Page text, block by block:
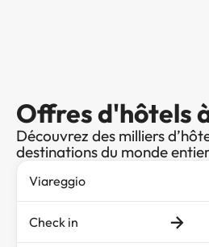
Offres d'hôtels
Découvrez des milliers
destinations du monde
Check in